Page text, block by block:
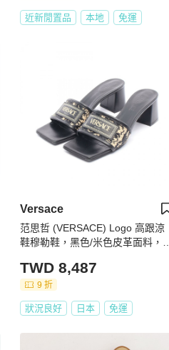
近新閒置品 本地 免運
Versace
范思哲 (VERSACE) Logo 高跟涼
鞋穆勒鞋，黑色/米色皮革面料，36
TWD 8,487
9 折
狀況良好 日本 免運